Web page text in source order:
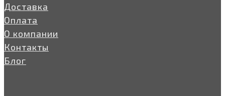
Доставка
Оплата
О компании
Контакты
Блог